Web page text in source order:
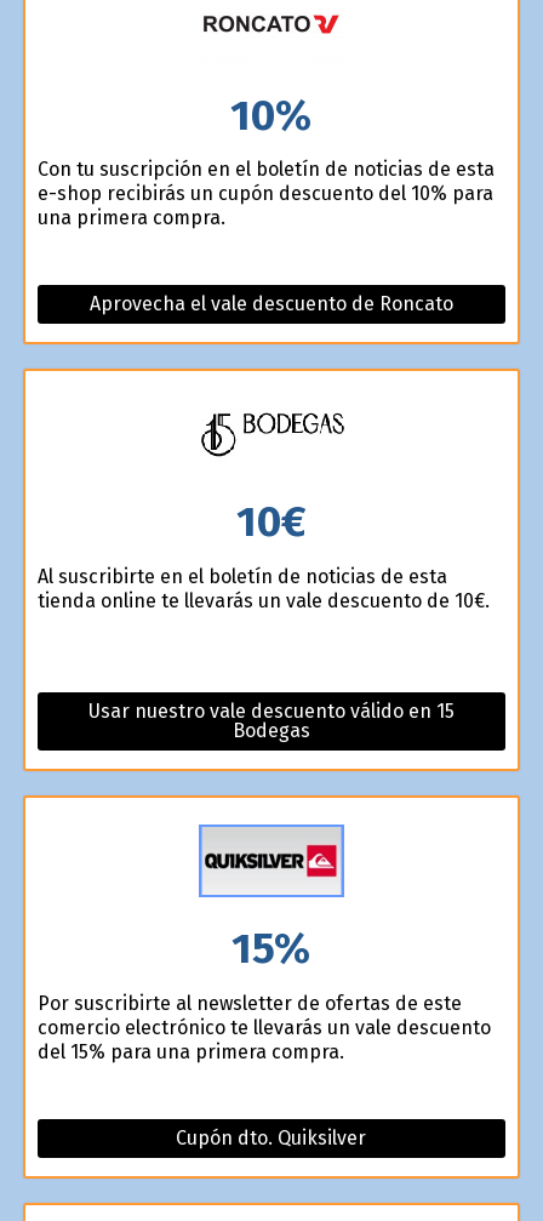
10%
Con tu suscripción en el boletín de noticias de esta
e-shop recibirás un cupón descuento del 10% para
una primera compra.
Aprovecha el vale descuento de Roncato
10€
Al suscribirte en el boletín de noticias de esta
tienda online te llevarás un vale descuento de 10€.
Usar nuestro vale descuento válido en 15
Bodegas
15%
Por suscribirte al newsletter de ofertas de este
comercio electrónico te llevarás un vale descuento
del 15% para una primera compra.
Cupón dto. Quiksilver